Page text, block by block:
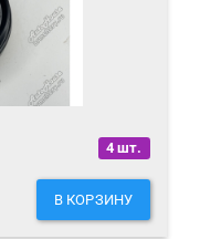
4 шт.
В КОРЗИНУ